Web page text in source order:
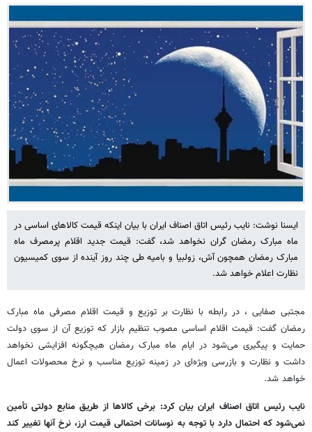
ایسنا نوشت: نایب رئیس اتاق اصناف ایران با بیان اینکه قیمت کالاهای اساسی در
ماه مبارک رمضان گران نخواهد شد، گفت: قیمت جدید اقلام پرمصرف ماه
مبارک رمضان همچون آش، زولبیا و بامیه طی چند روز آینده از سوی کمیسیون
نظارت اعلام خواهد شد.
مجتبی صفایی ، در رابطه با نظارت بر توزیع و قیمت اقلام مصرفی ماه مبارک
رمضان گفت: قیمت اقلام اساسی مصوب تنظیم بازار که توزیع آن از سوی دولت
حمایت و پیگیری می‌شود در ایام ماه مبارک رمضان هیچگونه افزایشی نخواهد
داشت و نظارت و بازرسی ویژه‌ای در زمینه توزیع مناسب و نرخ محصولات اعمال
خواهد شد.
نایب رئیس اتاق اصناف ایران بیان کرد: برخی کالاها از طریق منابع دولتی تأمین
نمی‌شود که احتمال دارد با توجه به نوسانات احتمالی قیمت ارز، نرخ آنها تغییر کند